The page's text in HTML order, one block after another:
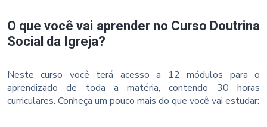
O que você vai aprender no Curso Doutrina
Social da Igreja?
Neste curso você terá acesso a 12 módulos para o
aprendizado de toda a matéria, contendo 30 horas
curriculares. Conheça um pouco mais do que você vai estudar: